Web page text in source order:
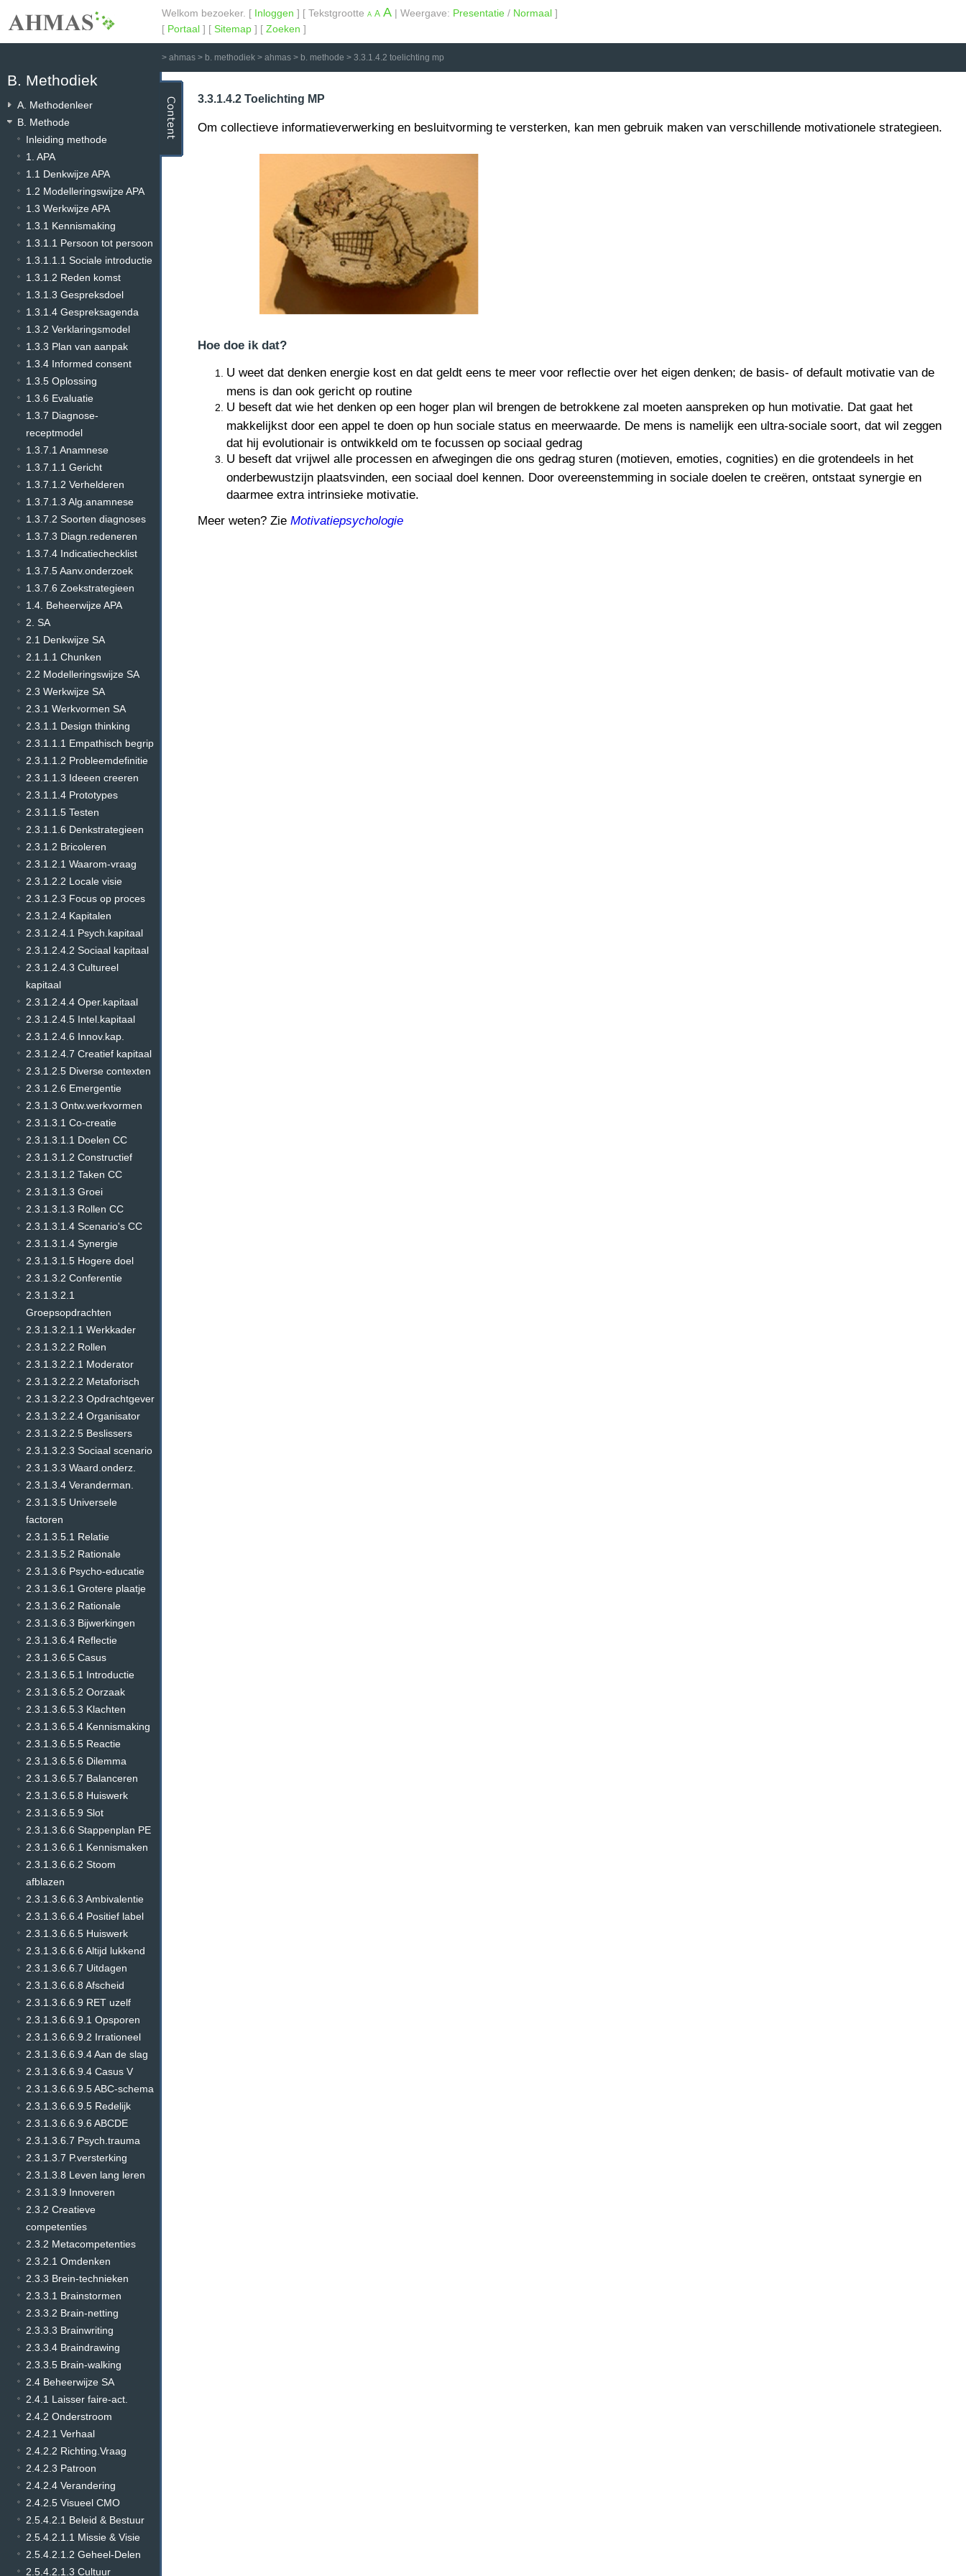
Welkom bezoeker. [ Inloggen ] [ Tekstgrootte A A A | Weergave: Presentatie / Normaal ]
[ Portaal ] [ Sitemap ] [ Zoeken ]
> ahmas > b. methodiek > ahmas > b. methode > 3.3.1.4.2 toelichting mp
B. Methodiek
A. Methodenleer
B. Methode
Inleiding methode
1. APA
1.1 Denkwijze APA
1.2 Modelleringswijze APA
1.3 Werkwijze APA
1.3.1 Kennismaking
1.3.1.1 Persoon tot persoon
1.3.1.1.1 Sociale introductie
1.3.1.2 Reden komst
1.3.1.3 Gespreksdoel
1.3.1.4 Gespreksagenda
1.3.2 Verklaringsmodel
1.3.3 Plan van aanpak
1.3.4 Informed consent
1.3.5 Oplossing
1.3.6 Evaluatie
1.3.7 Diagnose-
receptmodel
1.3.7.1 Anamnese
1.3.7.1.1 Gericht
1.3.7.1.2 Verhelderen
1.3.7.1.3 Alg.anamnese
1.3.7.2 Soorten diagnoses
1.3.7.3 Diagn.redeneren
1.3.7.4 Indicatiechecklist
1.3.7.5 Aanv.onderzoek
1.3.7.6 Zoekstrategieen
1.4. Beheerwijze APA
2. SA
2.1 Denkwijze SA
2.1.1.1 Chunken
2.2 Modelleringswijze SA
2.3 Werkwijze SA
2.3.1 Werkvormen SA
2.3.1.1 Design thinking
2.3.1.1.1 Empathisch begrip
2.3.1.1.2 Probleemdefinitie
2.3.1.1.3 Ideeen creeren
2.3.1.1.4 Prototypes
2.3.1.1.5 Testen
2.3.1.1.6 Denkstrategieen
2.3.1.2 Bricoleren
2.3.1.2.1 Waarom-vraag
2.3.1.2.2 Locale visie
2.3.1.2.3 Focus op proces
2.3.1.2.4 Kapitalen
2.3.1.2.4.1 Psych.kapitaal
2.3.1.2.4.2 Sociaal kapitaal
2.3.1.2.4.3 Cultureel
kapitaal
2.3.1.2.4.4 Oper.kapitaal
2.3.1.2.4.5 Intel.kapitaal
2.3.1.2.4.6 Innov.kap.
2.3.1.2.4.7 Creatief kapitaal
2.3.1.2.5 Diverse contexten
2.3.1.2.6 Emergentie
2.3.1.3 Ontw.werkvormen
2.3.1.3.1 Co-creatie
2.3.1.3.1.1 Doelen CC
2.3.1.3.1.2 Constructief
2.3.1.3.1.2 Taken CC
2.3.1.3.1.3 Groei
2.3.1.3.1.3 Rollen CC
2.3.1.3.1.4 Scenario's CC
2.3.1.3.1.4 Synergie
2.3.1.3.1.5 Hogere doel
2.3.1.3.2 Conferentie
2.3.1.3.2.1
Groepsopdrachten
2.3.1.3.2.1.1 Werkkader
2.3.1.3.2.2 Rollen
2.3.1.3.2.2.1 Moderator
2.3.1.3.2.2.2 Metaforisch
2.3.1.3.2.2.3 Opdrachtgever
2.3.1.3.2.2.4 Organisator
2.3.1.3.2.2.5 Beslissers
2.3.1.3.2.3 Sociaal scenario
2.3.1.3.3 Waard.onderz.
2.3.1.3.4 Veranderman.
2.3.1.3.5 Universele
factoren
2.3.1.3.5.1 Relatie
2.3.1.3.5.2 Rationale
2.3.1.3.6 Psycho-educatie
2.3.1.3.6.1 Grotere plaatje
2.3.1.3.6.2 Rationale
2.3.1.3.6.3 Bijwerkingen
2.3.1.3.6.4 Reflectie
2.3.1.3.6.5 Casus
2.3.1.3.6.5.1 Introductie
2.3.1.3.6.5.2 Oorzaak
2.3.1.3.6.5.3 Klachten
2.3.1.3.6.5.4 Kennismaking
2.3.1.3.6.5.5 Reactie
2.3.1.3.6.5.6 Dilemma
2.3.1.3.6.5.7 Balanceren
2.3.1.3.6.5.8 Huiswerk
2.3.1.3.6.5.9 Slot
2.3.1.3.6.6 Stappenplan PE
2.3.1.3.6.6.1 Kennismaken
2.3.1.3.6.6.2 Stoom
afblazen
2.3.1.3.6.6.3 Ambivalentie
2.3.1.3.6.6.4 Positief label
2.3.1.3.6.6.5 Huiswerk
2.3.1.3.6.6.6 Altijd lukkend
2.3.1.3.6.6.7 Uitdagen
2.3.1.3.6.6.8 Afscheid
2.3.1.3.6.6.9 RET uzelf
2.3.1.3.6.6.9.1 Opsporen
2.3.1.3.6.6.9.2 Irrationeel
2.3.1.3.6.6.9.4 Aan de slag
2.3.1.3.6.6.9.4 Casus V
2.3.1.3.6.6.9.5 ABC-schema
2.3.1.3.6.6.9.5 Redelijk
2.3.1.3.6.6.9.6 ABCDE
2.3.1.3.6.7 Psych.trauma
2.3.1.3.7 P.versterking
2.3.1.3.8 Leven lang leren
2.3.1.3.9 Innoveren
2.3.2 Creatieve
competenties
2.3.2 Metacompetenties
2.3.2.1 Omdenken
2.3.3 Brein-technieken
2.3.3.1 Brainstormen
2.3.3.2 Brain-netting
2.3.3.3 Brainwriting
2.3.3.4 Braindrawing
2.3.3.5 Brain-walking
2.4 Beheerwijze SA
2.4.1 Laisser faire-act.
2.4.2 Onderstroom
2.4.2.1 Verhaal
2.4.2.2 Richting.Vraag
2.4.2.3 Patroon
2.4.2.4 Verandering
2.4.2.5 Visueel CMO
2.5.4.2.1 Beleid & Bestuur
2.5.4.2.1.1 Missie & Visie
2.5.4.2.1.2 Geheel-Delen
2.5.4.2.1.3 Cultuur
3.3.1.4.2 Toelichting MP
Om collectieve informatieverwerking en besluitvorming te versterken, kan men gebruik maken van verschillende motivationele strategieen.
Hoe doe ik dat?
U weet dat denken energie kost en dat geldt eens te meer voor reflectie over het eigen denken; de basis- of default motivatie van de
mens is dan ook gericht op routine
U beseft dat wie het denken op een hoger plan wil brengen de betrokkene zal moeten aanspreken op hun motivatie. Dat gaat het
makkelijkst door een appel te doen op hun sociale status en meerwaarde. De mens is namelijk een ultra-sociale soort, dat wil zeggen
dat hij evolutionair is ontwikkeld om te focussen op sociaal gedrag
U beseft dat vrijwel alle processen en afwegingen die ons gedrag sturen (motieven, emoties, cognities) en die grotendeels in het
onderbewustzijn plaatsvinden, een sociaal doel kennen. Door overeenstemming in sociale doelen te creëren, ontstaat synergie en
daarmee extra intrinsieke motivatie.
Meer weten? Zie Motivatiepsychologie